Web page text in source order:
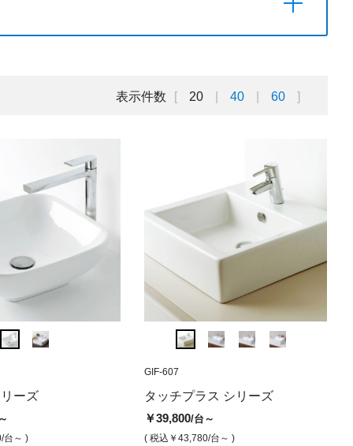
表示件数 20 40 60
/台 )
デュオシリーズ
トウェンティシリーズ
/台～
( 税込￥72,600/台～ )
ーズ
/台～ )
GID-4848101
スリム4 ラウンド480（光沢仕上
￥58,000 /台
ラス420
/台 )
GIF-607
タッチプラス シリーズ
￥39,800/台～
( 税込￥43,780/台～ )